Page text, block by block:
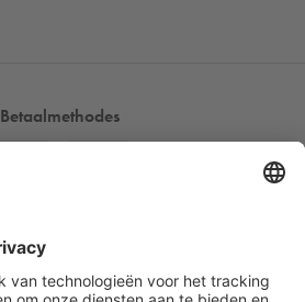
Betaalmethodes